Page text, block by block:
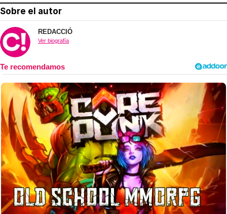
Sobre el autor
REDACCIÓ
Ver biografía